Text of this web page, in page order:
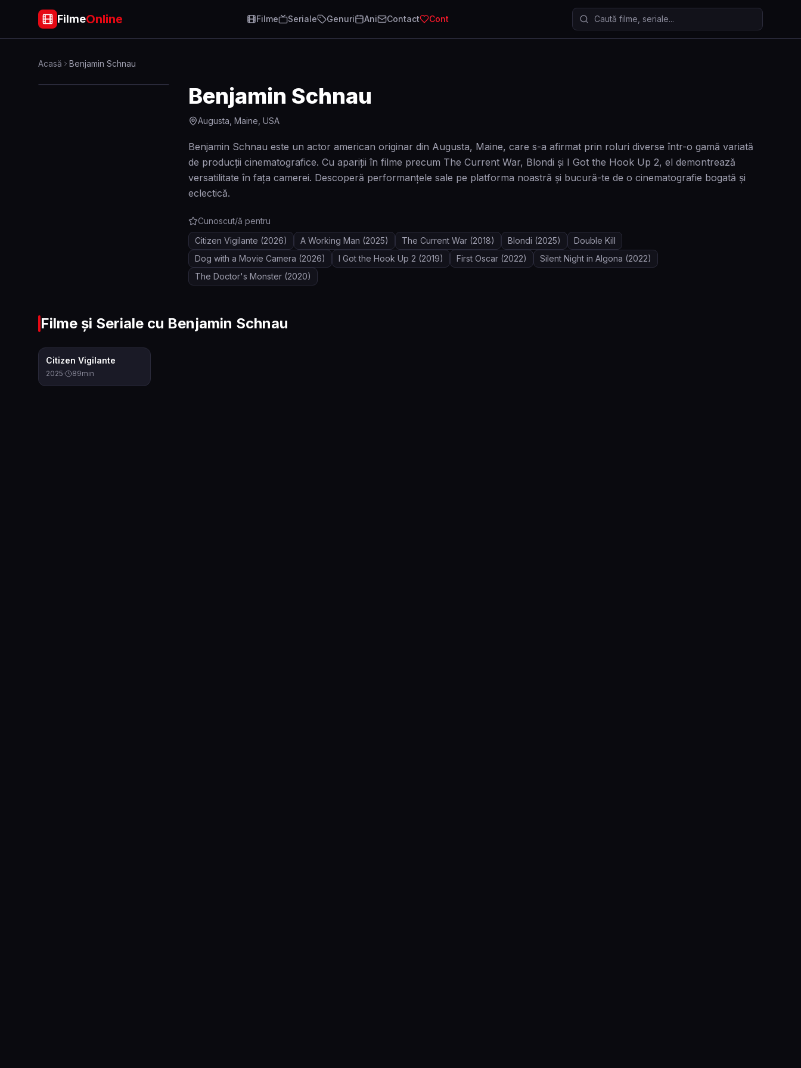
FilmeOnline Filme Seriale Genuri Ani Contact Cont Caută filme și seriale
Acasă Benjamin Schnau
Benjamin Schnau
Augusta, Maine, USA
Benjamin Schnau este un actor american originar din Augusta, Maine, care s-a afirmat prin roluri diverse într-o gamă variată
de producții cinematografice. Cu apariții în filme precum The Current War, Blondi și I Got the Hook Up 2, el demontrează
versatilitate în fața camerei. Descoperă performanțele sale pe platforma noastră și bucură-te de o cinematografie bogată și
eclectică.
Cunoscut/ă pentru
Citizen Vigilante (2026) A Working Man (2025) The Current War (2018) Blondi (2025)
Double Kill
Dog with a Movie Camera (2026) I Got the Hook Up 2 (2019) First Oscar (2022) Silent Night in Algona (2022)
The Doctor's Monster (2020)
Filme și Seriale cu Benjamin Schnau
Citizen Vigilante
2025· 89min